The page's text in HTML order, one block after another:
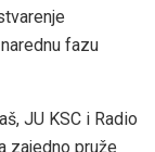
fazu
JU KSC i Radio
zajedno pruže